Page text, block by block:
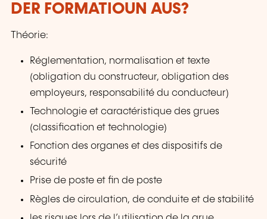
DER FORMATIOUN AUS?
Théorie:
Réglementation, normalisation et texte
(obligation du constructeur, obligation des
employeurs, responsabilité du conducteur)
Technologie et caractéristique des grues
(classification et technologie)
Fonction des organes et des dispositifs de
sécurité
Prise de poste et fin de poste
Règles de circulation, de conduite et de stabilité